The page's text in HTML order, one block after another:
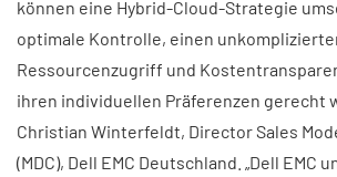
können eine Hybrid-Cloud-Strategie
optimale Kontrolle, einen
Ressourcenzugriff und
ihren individuellen Präferenzen gerecht
Christian Winterfeldt, Director Sales
(MDC), Dell EMC Deutschland. „Dell EMC